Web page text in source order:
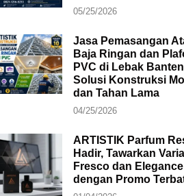
05/25/2026
Jasa Pemasangan
Baja Ringan dan
PVC di Lebak
Solusi Konstruksi
dan Tahan Lama
04/25/2026
ARTISTIK Parfum
Hadir, Tawarkan
Fresco dan Elegance
dengan Promo